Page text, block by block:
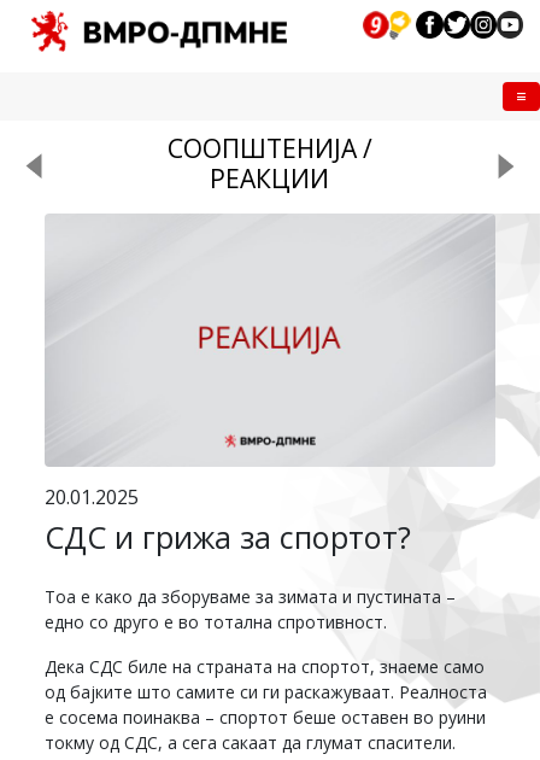
СООПШТЕНИЈА /
РЕАКЦИИ
20.01.2025
СДС и грижа за спортот?
Тоа е како да зборуваме за зимата и пустината –
едно со друго е во тотална спротивност.
Дека СДС биле на страната на спортот, знаеме само
од бајките што самите си ги раскажуваат. Реалноста
е сосема поинаква – спортот беше оставен во руини
токму од СДС, а сега сакаат да глумат спасители.